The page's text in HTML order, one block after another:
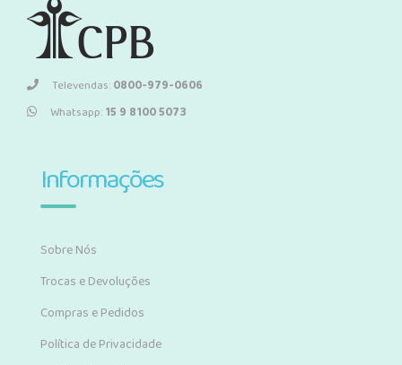
Televendas:0800-979-0606
Whatsapp:15 9 8100 5073
Informações
Sobre Nós
Trocas e Devoluções
Compras e Pedidos
Política de Privacidade